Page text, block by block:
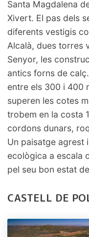
Santa Magdalena
Xivert. El pas dels
diferents vestigis
Alcalà, dues torres
Senyor, les
antics forns de
entre els 300 i 400
superen les cotes
trobem en la costa
cordons dunars,
Un paisatge agrest
ecològica a escala
pel seu bon estat
CASTELL DE